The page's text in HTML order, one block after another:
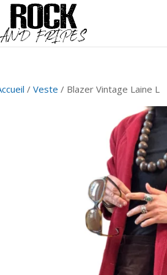
/Veste / Blazer Vintage Laine L